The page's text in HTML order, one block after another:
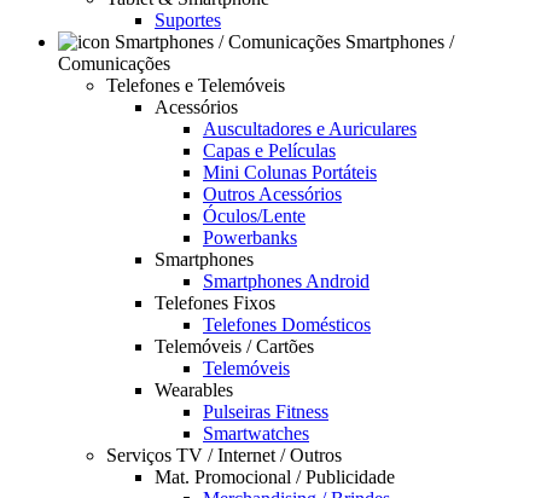
Suportes
Smartphones /
Comunicações
Telefones e Telemóveis
Acessórios
Auscultadores e Auriculares
Capas e Películas
Mini Colunas Portáteis
Outros Acessórios
Óculos/Lente
Powerbanks
Smartphones
Smartphones Android
Telefones Fixos
Telefones Domésticos
Telemóveis / Cartões
Telemóveis
Wearables
Pulseiras Fitness
Smartwatches
Serviços TV / Internet / Outros
Mat. Promocional / Publicidade